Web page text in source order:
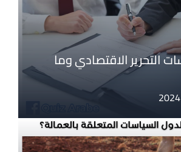
التحرير الاقتصادي وما